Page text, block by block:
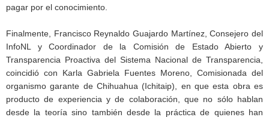
pagar por el conocimiento.
Finalmente, Francisco Reynaldo Guajardo Martínez, Consejero del
InfoNL y Coordinador de la Comisión de Estado Abierto y
Transparencia Proactiva del Sistema Nacional de Transparencia,
coincidió con Karla Gabriela Fuentes Moreno, Comisionada del
organismo garante de Chihuahua (Ichitaip), en que esta obra es
producto de experiencia y de colaboración, que no sólo hablan
desde la teoría sino también desde la práctica de quienes han